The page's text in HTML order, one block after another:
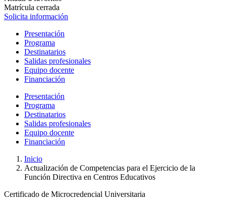
Matrícula cerrada
Solicita información
Presentación
Programa
Destinatarios
Salidas profesionales
Equipo docente
Financiación
Presentación
Programa
Destinatarios
Salidas profesionales
Equipo docente
Financiación
Inicio
Actualización de Competencias para el Ejercicio de la
Función Directiva en Centros Educativos
Certificado de Microcredencial Universitaria